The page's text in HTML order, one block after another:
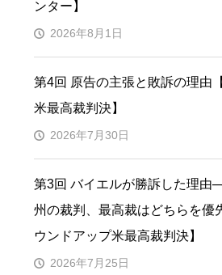
ンター】
2026年8月1日
第4回 原告の主張と敗訴の理由
米最高裁判決】
2026年7月30日
第3回 バイエルが勝訴した理由
州の裁判、最高裁はどちらを優
ウンドアップ米最高裁判決】
2026年7月25日